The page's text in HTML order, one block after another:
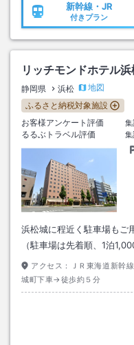
新幹線・JR
付きプラン
リッチモンドホテル浜
静岡県 浜松
地図
ふるさと納税対象施設
お客様アンケート評価
集
るるぶトラベル評価
集
浜松城に程近く駐車場もご
（駐車場は先着順、1泊
アクセス：
ＪＲ東海道新幹
城町下車→徒歩約５分